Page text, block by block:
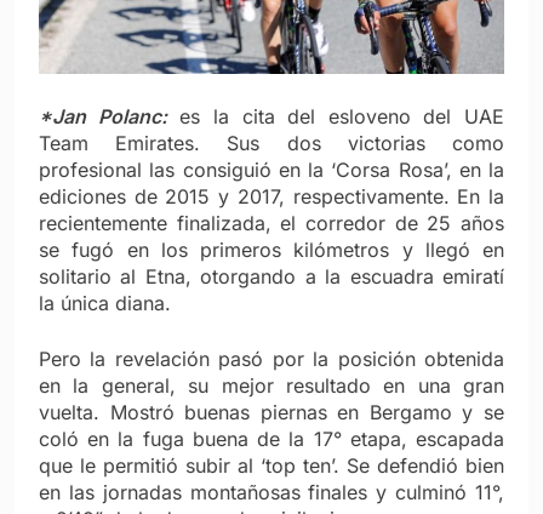
*Jan Polanc:es la cita del esloveno del UAE
Team Emirates. Sus dos victorias como
profesional las consiguió en la ‘Corsa Rosa’, en la
ediciones de 2015 y 2017, respectivamente. En la
recientemente finalizada, el corredor de 25 años
se fugó en los primeros kilómetros y llegó en
solitario al Etna, otorgando a la escuadra emiratí
la única diana.
Pero la revelación pasó por la posición obtenida
en la general, su mejor resultado en una gran
vuelta. Mostró buenas piernas en Bergamo y se
coló en la fuga buena de la 17° etapa, escapada
que le permitió subir al ‘top ten’. Se defendió bien
en las jornadas montañosas finales y culminó 11°,